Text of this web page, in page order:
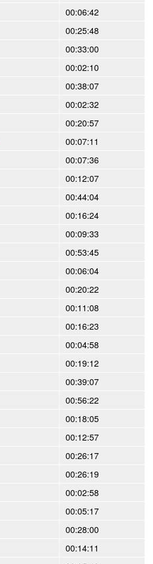
00:06:42
00:25:48
00:33:00
00:02:10
00:38:07
00:02:32
00:20:57
00:07:11
00:07:36
00:12:07
00:44:04
00:16:24
00:09:33
00:53:45
00:06:04
00:20:22
00:11:08
00:16:23
00:04:58
00:19:12
00:39:07
00:56:22
00:18:05
00:12:57
00:26:17
00:26:19
00:02:58
00:05:17
00:28:00
00:14:11